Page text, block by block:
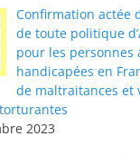
Confirmation actée
de toute politique
pour les personnes
handicapées en
de maltraitances et
2023